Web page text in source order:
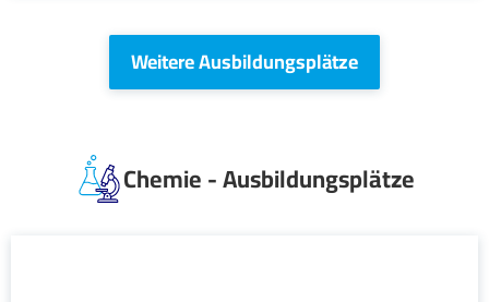
Weitere Ausbildungsplätze
Chemie - Ausbildungsplätze